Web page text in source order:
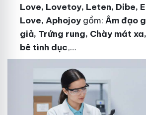
Love, Lovetoy, Leten, Dibe,
Love, Aphojoy gồm: Âm đạo
giả, Trứng rung, Chày mát
bê tình dục,…